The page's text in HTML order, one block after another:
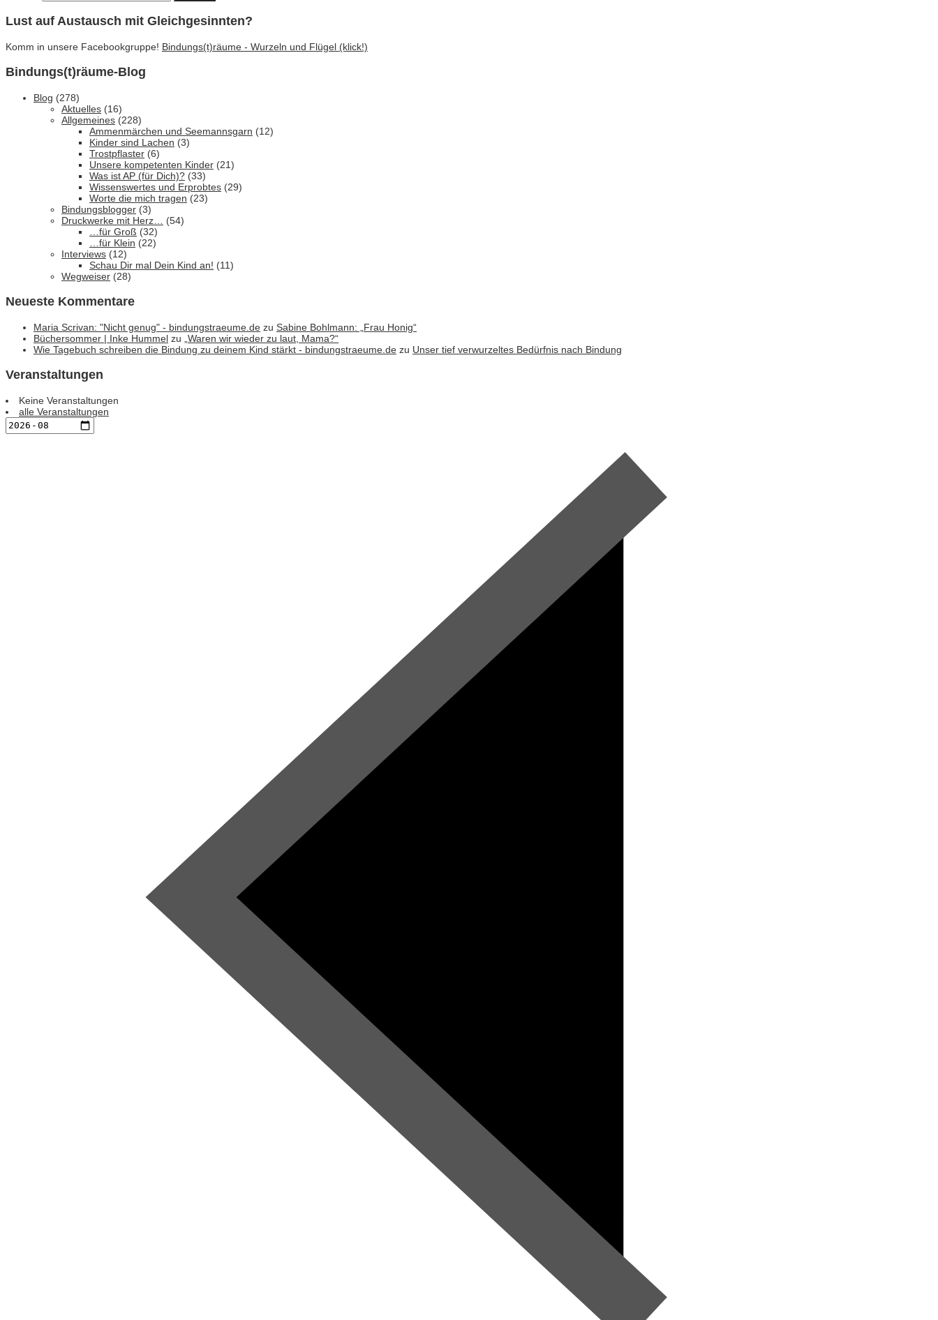
Lust auf Austausch mit Gleichgesinnten?
Komm in unsere Facebookgruppe! Bindungs(t)räume - Wurzeln und Flügel (klick!)
Bindungs(t)räume-Blog
Blog (278)
Aktuelles (16)
Allgemeines (228)
Ammenmärchen und Seemannsgarn (12)
Kinder sind Lachen (3)
Trostpflaster (6)
Unsere kompetenten Kinder (21)
Was ist AP (für Dich)? (33)
Wissenswertes und Erprobtes (29)
Worte die mich tragen (23)
Bindungsblogger (3)
Druckwerke mit Herz…
(54)
…für Groß (32)
…für Klein (22)
Interviews (12)
Schau Dir mal Dein Kind an! (11)
Wegweiser (28)
Neueste Kommentare
Maria Scrivan: "Nicht genug" - bindungstraeume.de zu Sabine Bohlmann: „Frau Honig“
Büchersommer | Inke Hummel zu
„Waren wir wieder zu laut, Mama?“
Wie Tagebuch schreiben die Bindung zu deinem Kind stärkt - bindungstraeume.de zu Unser tief verwurzeltes Bedürfnis nach Bindung
Veranstaltungen
Keine Veranstaltungen
alle Veranstaltungen